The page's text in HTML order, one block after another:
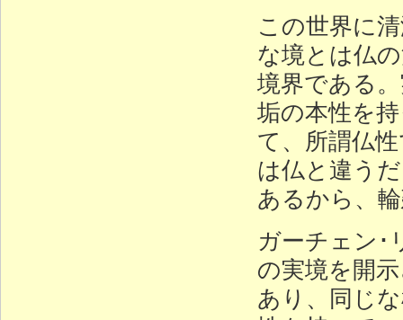
この世界に
な境とは仏
境界である
垢の本性を
て、所謂仏
は仏と違う
あるから、
ガーチェン･
の実境を開
あり、同じ